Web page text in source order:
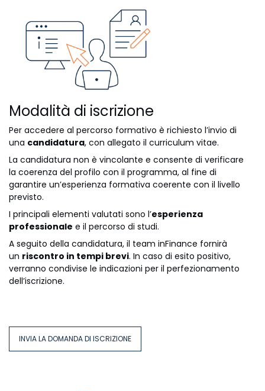
Modalità di iscrizione
Per accedere al percorso formativo è richiesto l’invio di
una candidatura, con allegato il curriculum vitae.
La candidatura non è vincolante e consente di verificare
la coerenza del profilo con il programma, al fine di
garantire un’esperienza formativa coerente con il livello
previsto.
I principali elementi valutati sono l’esperienza
professionale e il percorso di studi.
A seguito della candidatura, il team inFinance fornirà
un riscontro in tempi brevi. In caso di esito positivo,
verranno condivise le indicazioni per il perfezionamento
dell’iscrizione.
INVIA LA DOMANDA DI ISCRIZIONE